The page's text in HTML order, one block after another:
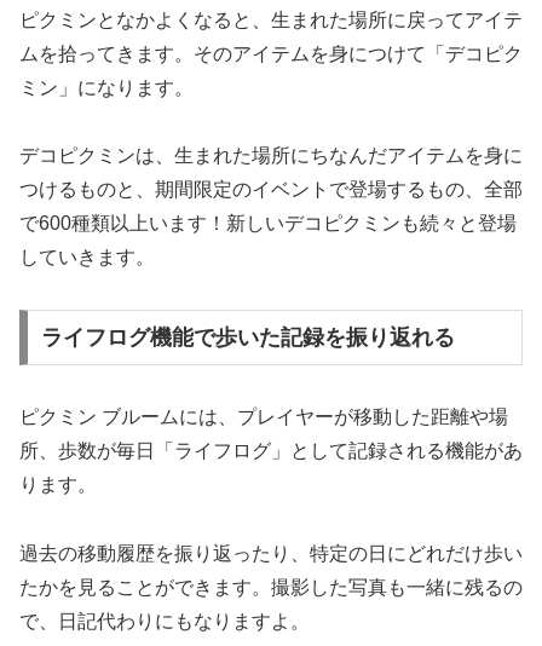
ピクミンとなかよくなると、生まれた場所に戻ってアイテ
ムを拾ってきます。そのアイテムを身につけて「デコピク
ミン」になります。
デコピクミンは、生まれた場所にちなんだアイテムを身に
つけるものと、期間限定のイベントで登場するもの、全部
で600種類以上います！新しいデコピクミンも続々と登場
していきます。
ライフログ機能で歩いた記録を振り返れる
ピクミン ブルームには、プレイヤーが移動した距離や場
所、歩数が毎日「ライフログ」として記録される機能があ
ります。
過去の移動履歴を振り返ったり、特定の日にどれだけ歩い
たかを見ることができます。撮影した写真も一緒に残るの
で、日記代わりにもなりますよ。